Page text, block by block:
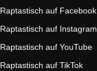
Raptastisch auf Facebook
Raptastisch auf Instagram
Raptastisch auf YouTube
Raptastisch auf TikTok